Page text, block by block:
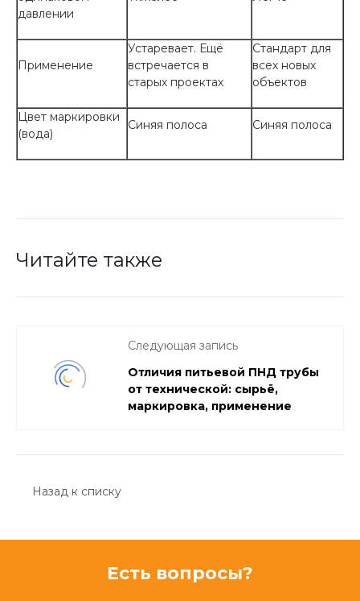
давлении
Применение
Устаревает. Ещё
встречается в
старых проектах
Стандарт для
всех новых
объектов
Цвет маркировки
(вода)
Синяя полоса Синяя полоса
Читайте также
Следующая запись
Отличия питьевой ПНД трубы
от технической: сырьё,
маркировка, применение
Назад к списку
Есть вопросы?